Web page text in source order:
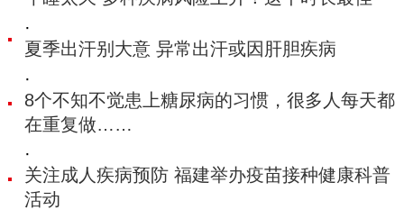
·
夏季出汗别大意 异常出汗或因肝胆疾病
·
8个不知不觉患上糖尿病的习惯，很多人每天都
在重复做……
·
关注成人疾病预防 福建举办疫苗接种健康科普
活动